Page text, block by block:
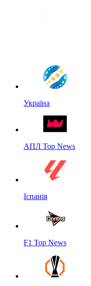
Україна
АПЛ Top News
Іспанія
F1 Top News